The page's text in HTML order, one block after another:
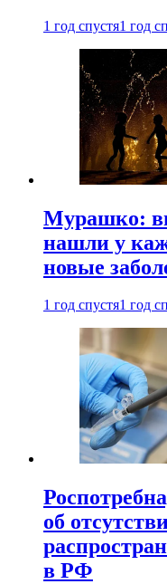
1 год спустя1 год
Мурашко:
нашли у
новые
1 год спустя1 год
об
в РФ